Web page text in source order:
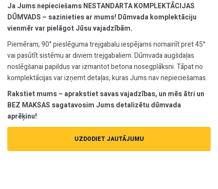
Ja Jums nepieciešams NESTANDARTA KOMPLEKTĀCIJAS
DŪMVADS – sazinieties ar mums! Dūmvada komplektāciju
vienmēr var pielāgot Jūsu vajadzībām.
Piemēram, 90° pieslēguma trejgabalu iespējams nomainīt pret 45°
vai pasūtīt sistēmu ar diviem trejgabaliem. Dūmvada augšdaļas
noslēgšanai papildus var izmantot betona nosegplāksni. Tāpat no
komplektācijas var izņemt detaļas, kuras Jums nav nepieciešamas.
Rakstiet mums – aprakstiet savas vajadzības, un mēs ātri un
BEZ MAKSAS sagatavosim Jums detalizētu dūmvada
aprēķinu!
UZDODIET JAUTĀJUMU